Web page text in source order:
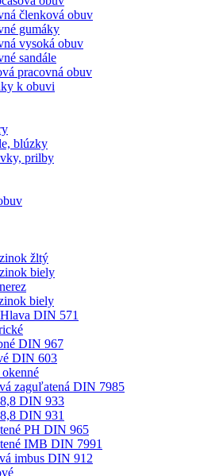
členková obuv
gumáky
vysoká obuv
sandále
pracovná obuv
k obuvi
blúzky
prilby
žltý
biely
biely
DIN 571
DIN 967
DIN 603
zaguľatená DIN 7985
DIN 933
DIN 931
PH DIN 965
IMB DIN 7991
imbus DIN 912